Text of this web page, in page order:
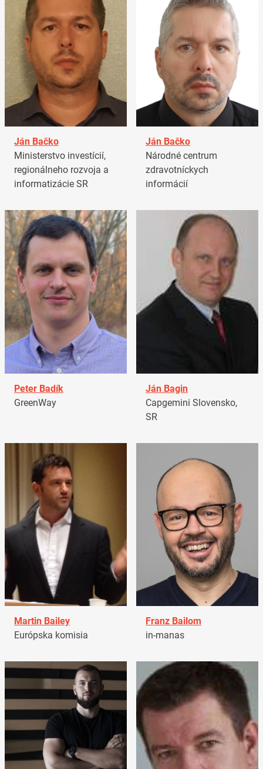
Ján Bačko
Ministerstvo investícií,
regionálneho rozvoja a
informatizácie SR
Ján Bačko
Národné centrum
zdravotníckych
informácií
Peter Badík
GreenWay
Ján Bagin
Capgemini Slovensko,
SR
Martin Bailey
Európska komisia
Franz Bailom
in-manas